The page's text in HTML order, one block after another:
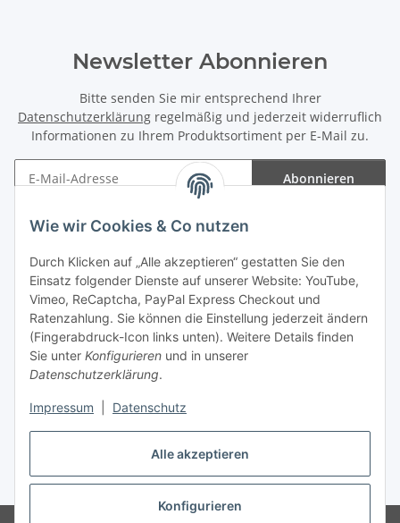
Alle akzeptieren
Konfigurieren
Wie wir Cookies & Co nutzen
Durch Klicken auf „Alle akzeptieren“ gestatten Sie den
Einsatz folgender Dienste auf unserer Website: YouTube,
Vimeo, ReCaptcha, PayPal Express Checkout und
Ratenzahlung. Sie können die Einstellung jederzeit ändern
(Fingerabdruck-Icon links unten). Weitere Details finden
Sie unter Konfigurieren und in unserer
Datenschutzerklärung.
Impressum Datenschutz
Newsletter Abonnieren
Bitte senden Sie mir entsprechend Ihrer
Datenschutzerklärung regelmäßig und jederzeit widerruflich
Informationen zu Ihrem Produktsortiment per E-Mail zu.
Abonnieren
Gesetzliche Informationen
Vertrag widerrufen
* Gemäß §19 UStG wird keine Umsatzsteuer berechnet, zzgl.Versand